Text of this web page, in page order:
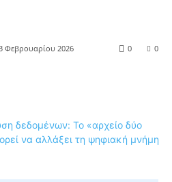
Φεβρουαρίου 2026 0
0